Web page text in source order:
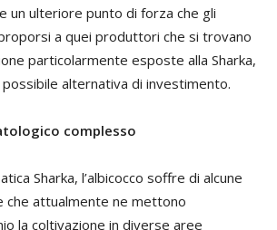
un ulteriore punto di forza che gli
a quei produttori che si trovano
particolarmente esposte alla Sharka,
alternativa di investimento.
complesso
Sharka, l’albicocco soffre di alcune
che attualmente ne mettono
la coltivazione in diverse aree